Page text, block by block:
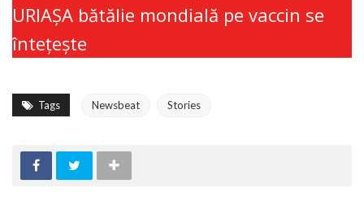
URIAŞA bătălie mondială pe vaccin se
înteţeşte
Tags Newsbeat Stories